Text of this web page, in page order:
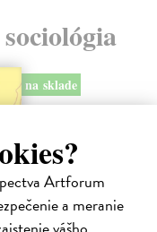
Artforum
a meranie
na sklade